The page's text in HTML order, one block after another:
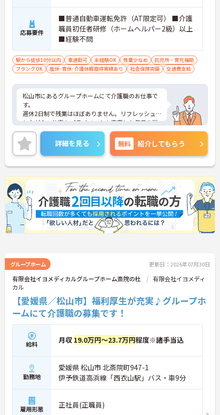
生活に合わせた働き方を目指せる環境です
・在宅勤務制度あり
・病児保育利用可能
→ 家庭と仕事の両立をしやすい環境です♪
応募要件
■普通自動車運転免許（AT限定可） ■介護
職員初任者研修（ホームヘルパー2級）以上
■経験不問
駅から徒歩10分以内 車通勤可 未経験OK 残業少なめ
託児所・育児補助
ブランクOK
産休･育休･介護休暇取得実績あり 社会保険完備 交通費支給
松山市にあるグループホームにて介護職のお仕事で
す。
週休2日制で残業はほぼありません。リフレッシュ
しながら、仕事もプライベートも充実した毎日を送
ることができます！
また、育児休業の取得実績や託児所がありますの
で、ライフステージに応じて長くお仕事を続けてい
くことができます♪
ご興味がある方は是非一度マイナビまでお問い合わ
せください。さらに詳細などお伝えします！
詳細を見る 無料 紹介してもらう
グループホーム 更新日：2026年07月30日
有限会社イヨメディカルグループホーム斎院の杜
有限会社イヨメディ
カル
【愛媛県／松山市】福利厚生が充実♪グループホ
ームにて介護職の募集です！
給料 月収 19.0万円～23.7万円程度※諸手当込
勤務地
愛媛県 松山市 北斎院町947-1
伊予鉄道高浜線「西衣山駅」バス・車9分
雇用形態 正社員(正職員)